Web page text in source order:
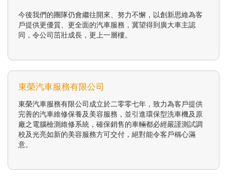
今後我們的團隊仍會繼往開來、努力不懈，以創新思維為客
戶提供更優質、更全面的汽車服務，冀望得到廣大車主認
同，令公司茁壯成長，更上一層樓。
東榮汽車服務有限公司
東榮汽車服務有限公司成立於二零零七年，致力為客戶提供
完善的汽車維修保養及美容服務，並引進環保型洗車機及原
廠之電腦檢測維修系統，確保銷售的車輛都必經嚴謹測試調
校及光亮如新的美容服務方可交付，絕對能令客戶稱心滿
意。